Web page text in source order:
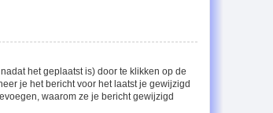
het geplaatst is) door te klikken op de
je het bericht voor het laatst je gewijzigd
waarom ze je bericht gewijzigd